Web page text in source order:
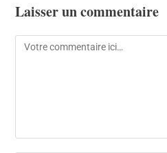
Laisser un commentaire